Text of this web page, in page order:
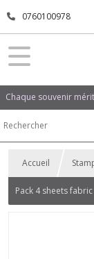
0760100978
Chaque souvenir
Accueil
Pack 4 sheets